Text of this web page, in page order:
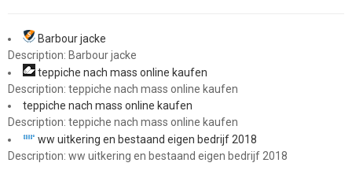
Barbour jacke
Description: Barbour jacke
teppiche nach mass online kaufen
Description: teppiche nach mass online kaufen
teppiche nach mass online kaufen
Description: teppiche nach mass online kaufen
ww uitkering en bestaand eigen bedrijf 2018
Description: ww uitkering en bestaand eigen bedrijf 2018